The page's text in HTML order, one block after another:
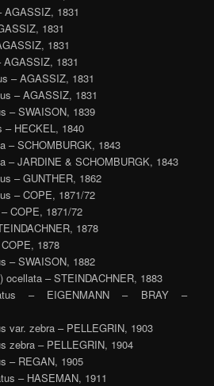
AGASSIZ, 1831
1831
1831
1831
– AGASSIZ, 1831
– AGASSIZ, 1831
– SWAISON, 1839
– HECKEL, 1840
– SCHOMBURGK, 1843
– JARDINE & SCHOMBURGK, 1843
– GUNTHER, 1862
– COPE, 1871/72
COPE, 1871/72
1878
1878
– SWAISON, 1882
ocellata – STEINDACHNER, 1883
– EIGENMANN – BRAY –
var. zebra – PELLEGRIN, 1903
zebra – PELLEGRIN, 1904
– REGAN, 1905
– HASEMAN, 1911